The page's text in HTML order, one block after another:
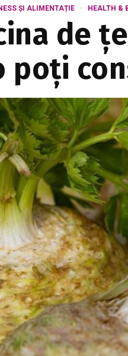
ȘI ALIMENTAȚIE HEALTH &
de
poți